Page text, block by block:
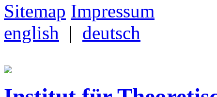
Sitemap Impressum
english | deutsch